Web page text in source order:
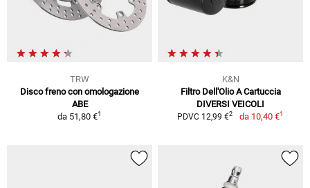
TRW
Disco freno con omologazione
ABE
da 51,80 €1
K&N
Filtro Dell'Olio A Cartuccia
DIVERSI VEICOLI
PDVC 12,99 €2 da 10,40 €1